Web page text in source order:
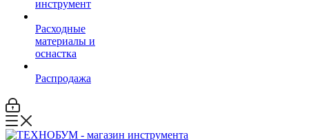
инструмент
Расходные
материалы и
оснастка
Распродажа